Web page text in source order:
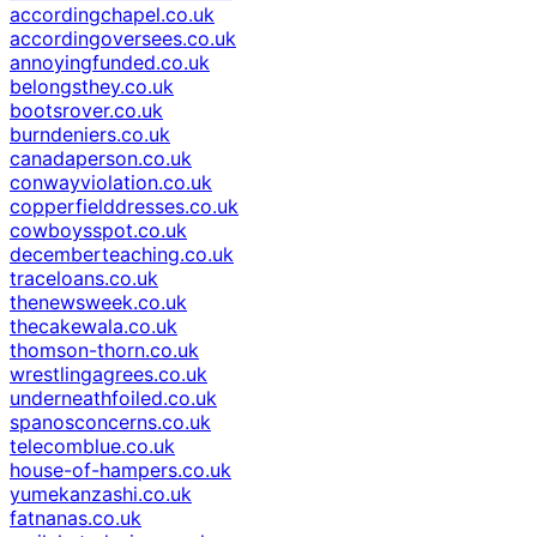
accordingchapel.co.uk
accordingoversees.co.uk
annoyingfunded.co.uk
belongsthey.co.uk
bootsrover.co.uk
burndeniers.co.uk
canadaperson.co.uk
conwayviolation.co.uk
copperfielddresses.co.uk
cowboysspot.co.uk
decemberteaching.co.uk
traceloans.co.uk
thenewsweek.co.uk
thecakewala.co.uk
thomson-thorn.co.uk
wrestlingagrees.co.uk
underneathfoiled.co.uk
spanosconcerns.co.uk
telecomblue.co.uk
house-of-hampers.co.uk
yumekanzashi.co.uk
fatnanas.co.uk